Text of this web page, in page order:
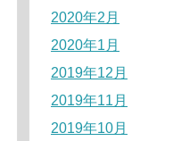
2020年2月
2020年1月
2019年12月
2019年11月
2019年10月